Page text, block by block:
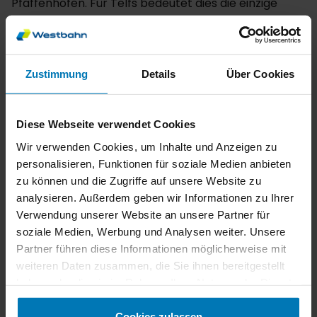
Zustimmung Details Über Cookies
Diese Webseite verwendet Cookies
Wir verwenden Cookies, um Inhalte und Anzeigen zu
personalisieren, Funktionen für soziale Medien anbieten
zu können und die Zugriffe auf unsere Website zu
analysieren. Außerdem geben wir Informationen zu Ihrer
Verwendung unserer Website an unsere Partner für
soziale Medien, Werbung und Analysen weiter. Unsere
Partner führen diese Informationen möglicherweise mit
weiteren Daten zusammen, die Sie ihnen bereitgestellt
gesammelt haben.
umsteigefreie Direktverbindung bis in die
Bundeshauptstadt.
Wallner, Mobilitätslandesrat Daniel Zadra sowie den
Geschäftsführern der WESTbahn Thomas Posch und
Florian Kazalek am 24.11. um 10:00 Uhr im Bahnhof
Bregenz gefeiert. Gemeinsam mit ausgewählten
Gästen fährt die WESTbahn anschließend von
Bregenz nach Dornbirn und retour.
Freifahrten für Vorarlberger
Nach der offiziellen Auftaktfahrt lädt die WESTbahn
die Vorarlberger Bevölkerung am 25.11. zu Freifahrten